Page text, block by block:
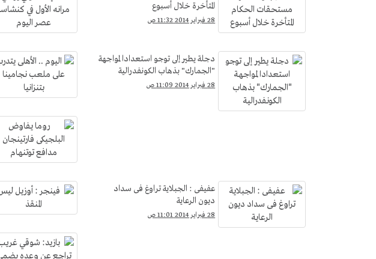
المتأخرة خلال أسبوع
28 فبراير 2014 11:32 ص
دجلة يطير إلى توجو استعدادا لمواجهة
"الجمارك" بذهاب الكونفدرالية
28 فبراير 2014 11:09 ص
عفيفى : الجبلاية تراوغ فى سداد
ديون الرعاية
28 فبراير 2014 11:01 ص